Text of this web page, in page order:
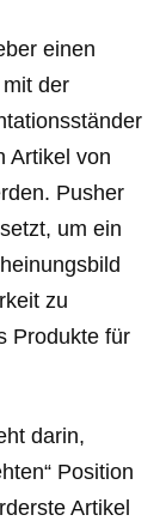
einen
der
Artikel von
Pusher
um ein
zu
Produkte für
darin,
Position
Artikel